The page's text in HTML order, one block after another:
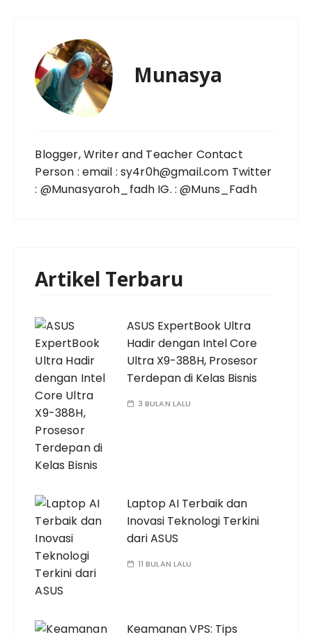
Munasya
Blogger, Writer and Teacher Contact
Person : email : sy4r0h@gmail.com Twitter
: @Munasyaroh_fadh IG. : @Muns_Fadh
Artikel Terbaru
ASUS ExpertBook Ultra
Hadir dengan Intel Core
Ultra X9-388H, Prosesor
Terdepan di Kelas Bisnis
3 BULAN LALU
Laptop AI Terbaik dan
Inovasi Teknologi Terkini
dari ASUS
11 BULAN LALU
Keamanan VPS: Tips